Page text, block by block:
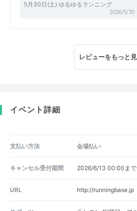
5月30日(土) ゆるゆるランニング
2026/5/30
レビューをもっと
イベント詳細
支払い方法 会場払い
キャンセル受付期間 2026/6/13 00:00まで
URL http://runningbase.jp